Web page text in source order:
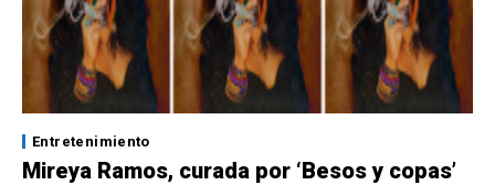
Entretenimiento
Mireya Ramos, curada por ‘Besos y copas’